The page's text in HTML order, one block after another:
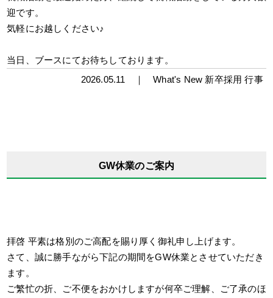
迎です。
気軽にお越しください♪
当日、ブースにてお待ちしております。
2026.05.11 ｜What's New 新卒採用 行事
GW休業のご案内
拝啓 平素は格別のご高配を賜り厚く御礼申し上げます。
さて、誠に勝手ながら下記の期間をGW休業とさせていただき
ます。
ご繁忙の折、ご不便をおかけしますが何卒ご理解、ご了承のほ